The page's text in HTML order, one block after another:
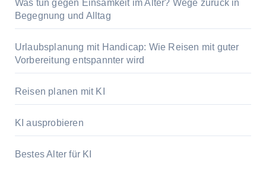
Was tun gegen Einsamkeit im Alter? Wege zurück in
Begegnung und Alltag
Urlaubsplanung mit Handicap: Wie Reisen mit guter
Vorbereitung entspannter wird
Reisen planen mit KI
KI ausprobieren
Bestes Alter für KI